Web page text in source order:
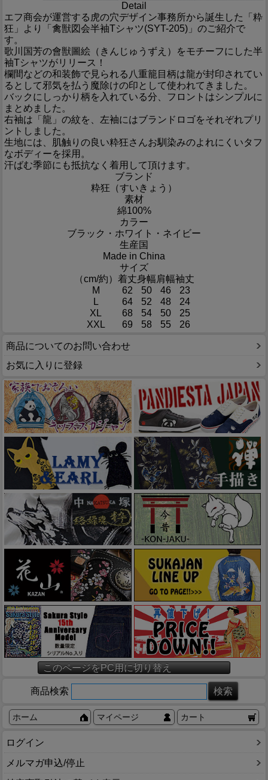
Detail
エフ商会が運営する虎の穴デザイン事務所から誕生した「粋
狂」より「禽獣図会半袖Tシャツ(SYT-205)」のご紹介で
す。
歌川国芳の會獣圖絵（きんじゅうずえ）をモチーフにした半
袖Tシャツがリリース！
欄間などの和装飾で見られる八重籠目柄は龍が封印されてい
るとして邪気を払う魔除けの印として使われてきました。
バックにしっかり柄を入れている分、フロントはシンプルに
まとめました。
右袖は「龍」の紋を、左袖にはブランドロゴをそれぞれプリ
ントしました。
生地には、肌触りの良い粋狂さんお馴染みのよれにくいタフ
なボディーを採用。
汗ばむ季節にも抵抗なく着用して頂けます。
ブランド
粋狂（すいきょう）
素材
綿100%
カラー
ブラック・ホワイト・ネイビー
生産国
Made in China
サイズ
（cm/約） 着丈身幅肩幅袖丈
M
62 50 46
23
L
64 52 48
24
XL
68 54 50
25
XXL
69 58 55 26
商品についてのお問い合わせ
お気に入りに登録
このページをPC用に切り替え
商品検索
ホーム マイページ カート
ログイン
メルマガ申込/停止